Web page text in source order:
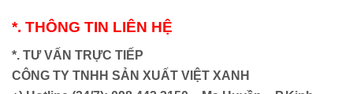
*. THÔNG TIN LIÊN HỆ
*. TƯ VẤN TRỰC TIẾP
CÔNG TY TNHH SẢN XUẤT VIỆT XANH